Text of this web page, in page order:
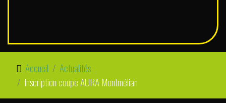
Accueil
Actualités
Inscription coupe AURA Montmélian